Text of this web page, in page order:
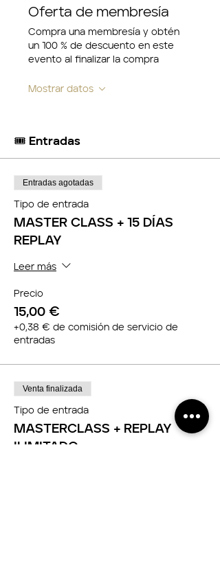
Oferta de membresía
Compra una membresía y obtén
un 100 % de descuento en este
evento al finalizar la compra
Mostrar datos
🎟️ Entradas
Entradas agotadas
Tipo de entrada
MASTER CLASS + 15 DÍAS
REPLAY
Leer más
Precio
15,00 €
+0,38 € de comisión de servicio de
entradas
Venta finalizada
Tipo de entrada
MASTERCLASS + REPLAY
ILIMITADO